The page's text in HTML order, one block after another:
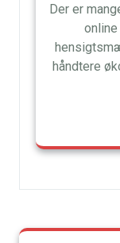
Der er
håndtere